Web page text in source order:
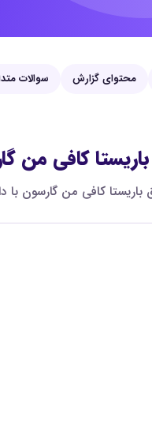
محتوای گزارش سوالات
کافی من
تا اختلاف بازه‌های پایین، میانه و بالای بازار روشن‌تر دیده شود. همه